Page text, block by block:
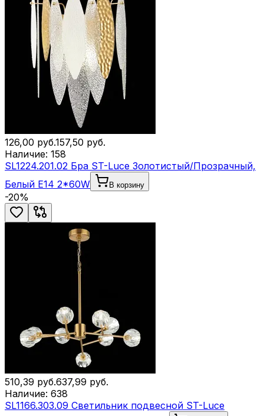
126,00 руб.157,50 руб.
Наличие: 158
SL1224.201.02 Бра ST-Luce Золотистый/Прозрачный,
Белый E14 2*60W
В корзину
-20%
510,39 руб.637,99 руб.
Наличие: 638
SL1166.303.09 Светильник подвесной ST-Luce